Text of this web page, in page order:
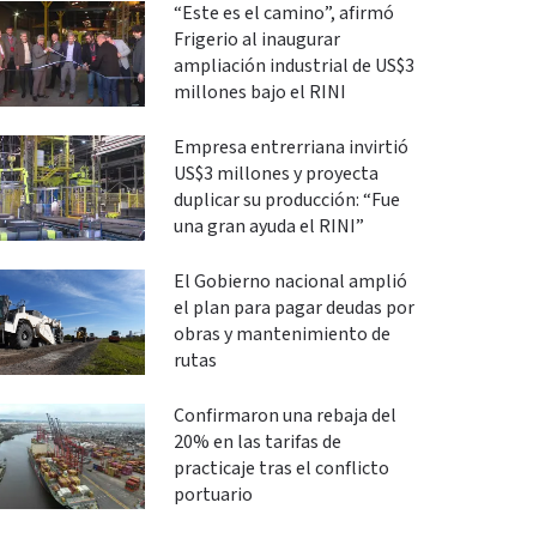
“Este es el camino”, afirmó
Frigerio al inaugurar
ampliación industrial de US$3
millones bajo el RINI
Empresa entrerriana invirtió
US$3 millones y proyecta
duplicar su producción: “Fue
una gran ayuda el RINI”
El Gobierno nacional amplió
el plan para pagar deudas por
obras y mantenimiento de
rutas
Confirmaron una rebaja del
20% en las tarifas de
practicaje tras el conflicto
portuario